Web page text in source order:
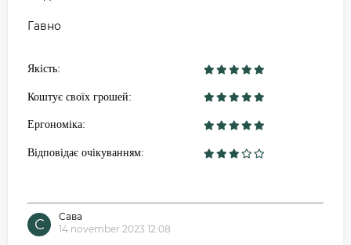
Гавно
Якість:
Коштує своїх грошей:
Ергономіка:
Відповідає очікуванням:
С
Сава
14 november 2023 12:08